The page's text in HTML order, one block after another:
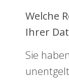
Welche
Ihrer
Sie